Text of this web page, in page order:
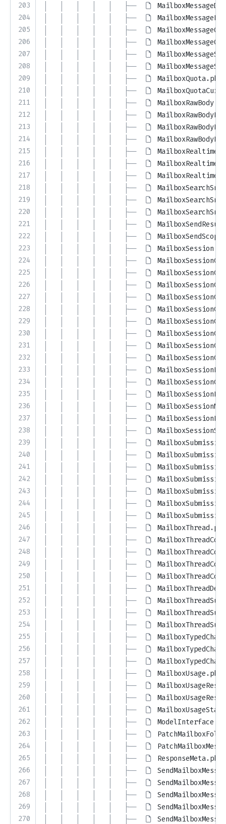
203
204
205
206
207
208
209
210
211
212
213
214
215
216
217
218
219
220
221
222
223
224
225
226
227
228
229
230
231
232
233
234
235
236
237
238
239
240
241
242
243
244
245
246
247
248
249
250
251
252
253
254
255
256
257
258
259
260
261
262
263
264
265
266
267
268
269
270
│   │   │   │   │   ├──
│   │   │   │   │   ├──
│   │   │   │   │   ├──
│   │   │   │   │   ├──
│   │   │   │   │   ├──
│   │   │   │   │   ├──
│   │   │   │   │   ├──
MailboxQuota.php
│   │   │   │   │   ├──
│   │   │   │   │   ├──
│   │   │   │   │   ├──
│   │   │   │   │   ├──
│   │   │   │   │   ├──
│   │   │   │   │   ├──
│   │   │   │   │   ├──
│   │   │   │   │   ├──
│   │   │   │   │   ├──
│   │   │   │   │   ├──
│   │   │   │   │   ├──
│   │   │   │   │   ├──
│   │   │   │   │   ├──
│   │   │   │   │   ├──
│   │   │   │   │   ├──
│   │   │   │   │   ├──
│   │   │   │   │   ├──
│   │   │   │   │   ├──
│   │   │   │   │   ├──
│   │   │   │   │   ├──
│   │   │   │   │   ├──
│   │   │   │   │   ├──
│   │   │   │   │   ├──
│   │   │   │   │   ├──
│   │   │   │   │   ├──
│   │   │   │   │   ├──
│   │   │   │   │   ├──
│   │   │   │   │   ├──
│   │   │   │   │   ├──
│   │   │   │   │   ├──
│   │   │   │   │   ├──
│   │   │   │   │   ├──
│   │   │   │   │   ├──
│   │   │   │   │   ├──
│   │   │   │   │   ├──
│   │   │   │   │   ├──
│   │   │   │   │   ├──
MailboxThread.php
│   │   │   │   │   ├──
│   │   │   │   │   ├──
│   │   │   │   │   ├──
│   │   │   │   │   ├──
│   │   │   │   │   ├──
│   │   │   │   │   ├──
│   │   │   │   │   ├──
│   │   │   │   │   ├──
│   │   │   │   │   ├──
│   │   │   │   │   ├──
│   │   │   │   │   ├──
│   │   │   │   │   ├──
MailboxUsage.php
│   │   │   │   │   ├──
│   │   │   │   │   ├──
│   │   │   │   │   ├──
│   │   │   │   │   ├──
│   │   │   │   │   ├──
│   │   │   │   │   ├──
│   │   │   │   │   ├──
ResponseMeta.php
│   │   │   │   │   ├──
│   │   │   │   │   ├──
│   │   │   │   │   ├──
│   │   │   │   │   ├──
│   │   │   │   │   ├──